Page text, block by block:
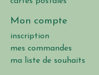
Mon compte
inscription
mes commandes
ma liste de souhaits